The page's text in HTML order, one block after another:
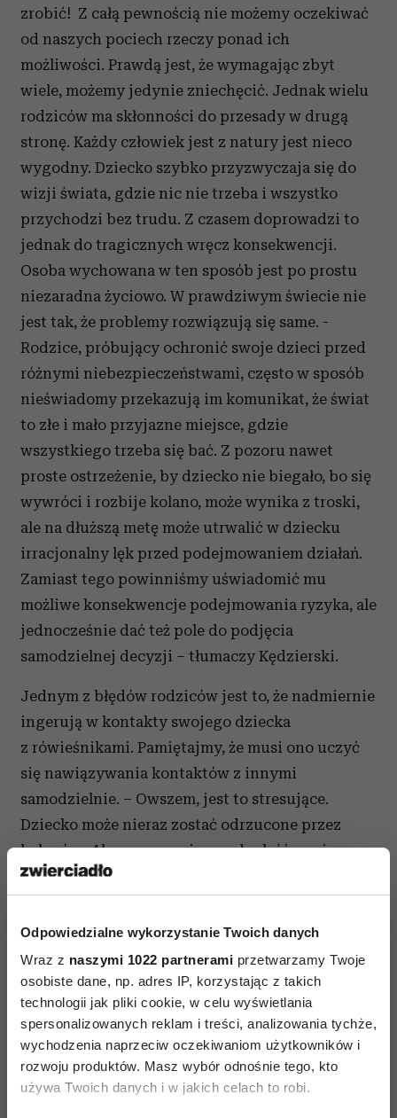
Odpowiedzialne wykorzystanie Twoich danych
Wraz z naszymi 1022 partnerami przetwarzamy Twoje
osobiste dane, np. adres IP, korzystając z takich
technologii jak pliki cookie, w celu wyświetlania
spersonalizowanych reklam i treści, analizowania tychże,
wychodzenia naprzeciw oczekiwaniom użytkowników i
rozwoju produktów. Masz wybór odnośnie tego, kto
używa Twoich danych i w jakich celach to robi.
zrobić! Z całą pewnością nie możemy oczekiwać
od naszych pociech rzeczy ponad ich
możliwości. Prawdą jest, że wymagając zbyt
wiele, możemy jedynie zniechęcić. Jednak wielu
rodziców ma skłonności do przesady w drugą
stronę. Każdy człowiek jest z natury jest nieco
wygodny. Dziecko szybko przyzwyczaja się do
wizji świata, gdzie nic nie trzeba i wszystko
przychodzi bez trudu. Z czasem doprowadzi to
jednak do tragicznych wręcz konsekwencji.
Osoba wychowana w ten sposób jest po prostu
niezaradna życiowo. W prawdziwym świecie nie
jest tak, że problemy rozwiązują się same. -
Rodzice, próbujący ochronić swoje dzieci przed
różnymi niebezpieczeństwami, często w sposób
nieświadomy przekazują im komunikat, że świat
to złe i mało przyjazne miejsce, gdzie
wszystkiego trzeba się bać. Z pozoru nawet
proste ostrzeżenie, by dziecko nie biegało, bo się
wywróci i rozbije kolano, może wynika z troski,
ale na dłuższą metę może utrwalić w dziecku
irracjonalny lęk przed podejmowaniem działań.
Zamiast tego powinniśmy uświadomić mu
możliwe konsekwencje podejmowania ryzyka, ale
jednocześnie dać też pole do podjęcia
samodzielnej decyzji – tłumaczy Kędzierski.
Jednym z błędów rodziców jest to, że nadmiernie
ingerują w kontakty swojego dziecka
z rówieśnikami. Pamiętajmy, że musi ono uczyć
się nawiązywania kontaktów z innymi
samodzielnie. – Owszem, jest to stresujące.
Dziecko może nieraz zostać odrzucone przez
kolegów. Ale samo powinno odnaleźć swoje
miejsce w grupie. Nie możemy zrobić tego za
zachęcanie do zabawy, a także rywalizacji
z innymi oraz wspieranie, a także
podpowiadanie, jak najlepiej to zrobić –
wyjaśnia ekspert z Mobilnego Pogotowia
Wychowawczego. Nie róbmy wielkiej sprawy
z tego, że córka czy syn wróci do domu
zapłakany, ponieważ dzieci nie chciały się z nim